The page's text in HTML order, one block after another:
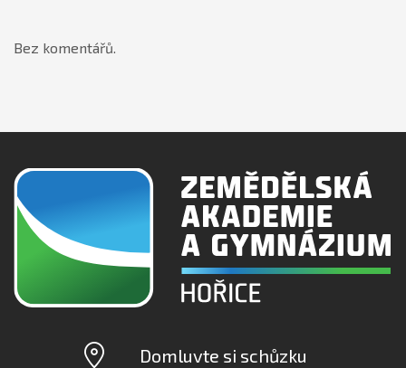
Bez komentářů.
Domluvte si schůzku